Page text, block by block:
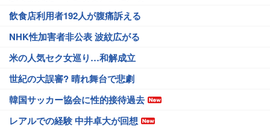
飲食店利用者192人が腹痛訴える
NHK性加害者非公表 波紋広がる
米の人気セク女巡り…和解成立
世紀の大誤審? 晴れ舞台で悲劇
韓国サッカー協会に性的接待過去
レアルでの経験 中井卓大が回想